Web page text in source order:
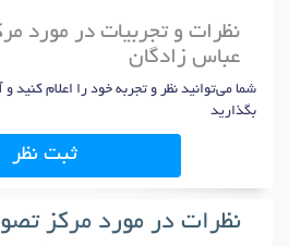
نظرات و تجربیات در مورد
عباس زادگان
شما می‌توانید نظر و تجربه خود را اعلام کنید
بگذارید
ثبت نظر
نظرات در مورد مرکز